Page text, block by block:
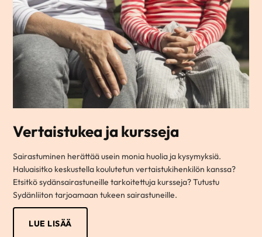
Vertaistukea ja kursseja
Sairastuminen herättää usein monia huolia ja kysymyksiä.
Haluaisitko keskustella koulutetun vertaistukihenkilön kanssa?
Etsitkö sydänsairastuneille tarkoitettuja kursseja? Tutustu
Sydänliiton tarjoamaan tukeen sairastuneille.
LUE LISÄÄ